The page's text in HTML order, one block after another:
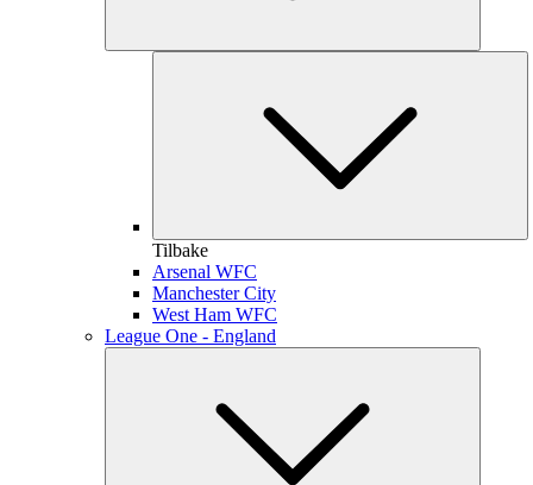
Tilbake
Arsenal WFC
Manchester City
West Ham WFC
League One - England